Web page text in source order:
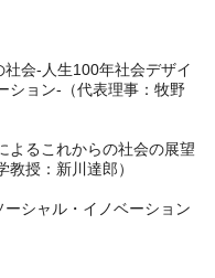
社会-人生100年社会デザイ
ション-（代表理事：牧野
よるこれからの社会の展望
授：新川達郎）
ーシャル・イノベーション